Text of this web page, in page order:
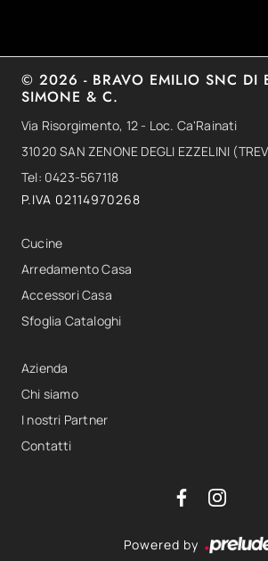
© 2026 - BRAVO EMILIO SNC DI
SIMONE & C.
Via Risorgimento, 12 - Loc. Ca'Rainati
31020 SAN ZENONE DEGLI EZZELINI
Tel: 0423-567118
P.IVA 02114970268
Cucine
Arredamento Casa
Accessori Casa
Sfoglia Cataloghi
Azienda
Chi siamo
I nostri Partner
Contatti
Powered by